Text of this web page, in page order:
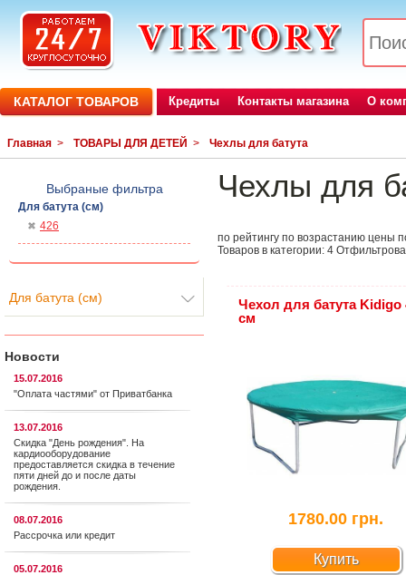
КАТАЛОГ ТОВАРОВ Кредиты Контакты магазина О
Главная > ТОВАРЫ ДЛЯ ДЕТЕЙ > Чехлы для батута
Выбраные фильтра
Для батута (см)
426
Для батута (см)
Новости
15.07.2016
"Оплата частями" от Приватбанка
13.07.2016
Скидка "День рождения". На
кардиооборудование
предоставляется cкидка в течение
пяти дней до и после даты
рождения.
08.07.2016
Рассрочка или кредит
05.07.2016
Чехлы для
по рейтингу по возрастанию цены
Товаров в категории: 4
Чехол для батута Kidigo
см
1780.00 грн.
Купить